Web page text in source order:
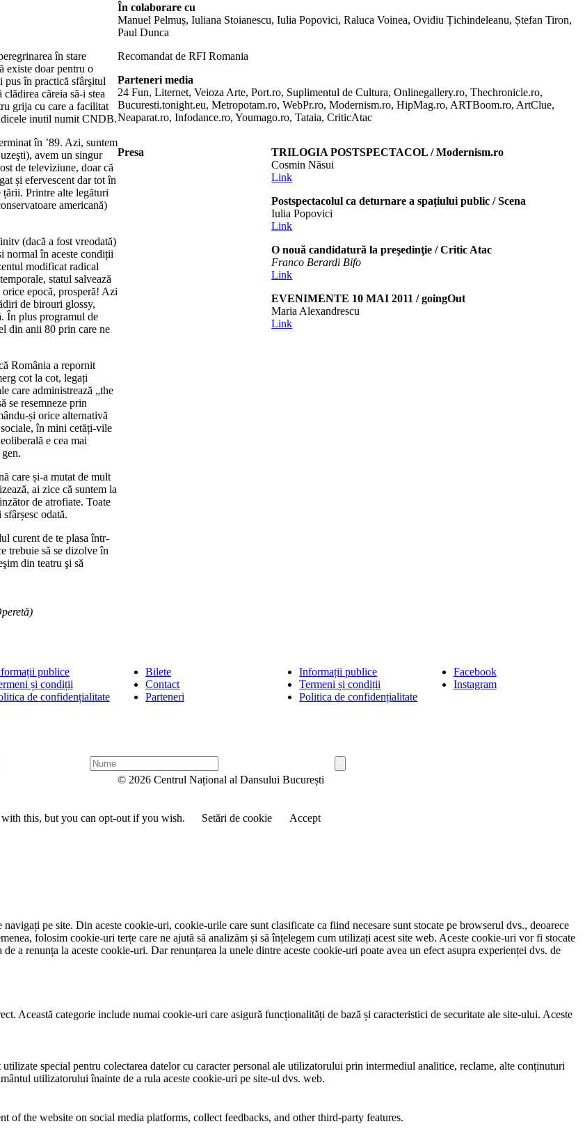
în stare
existe doar pentru o
pus în practică sfârşitul
căreia să-i stea
grija cu care a facilitat
inutil numit CNDB.
în ’89. Azi, suntem
avem un singur
de televiziune, doar că
și efervescent dar tot în
Printre alte legături
americană)
(dacă a fost vreodată)
normal în aceste condiții
modificat radical
statul salvează
epocă, prosperă! Azi
de birouri glossy,
În plus programul de
din anii 80 prin care ne
România a repornit
cot la cot, legați
care administrează „the
se resemneze prin
și orice alternativă
în mini cetăți-vile
e cea mai
care și-a mutat de mult
ai zice că suntem la
de atrofiate. Toate
odată.
curent de te plasa într-
trebuie să se dizolve în
din teatru şi să
În colaborare cu
Manuel Pelmuș, Iuliana Stoianescu, Iulia Popovici, Raluca Voinea, Ovidiu Țichindeleanu, Ștefan Tiron,
Paul Dunca
Recomandat de RFI Romania
Parteneri media
24 Fun, Liternet, Veioza Arte, Port.ro, Suplimentul de Cultura, Onlinegallery.ro, Thechronicle.ro,
Bucuresti.tonight.eu, Metropotam.ro, WebPr.ro, Modernism.ro, HipMag.ro, ARTBoom.ro, ArtClue,
Neaparat.ro, Infodance.ro, Youmago.ro, Tataia, CriticAtac
Presa
TRILOGIA POSTSPECTACOL / Modernism.ro
Cosmin Năsui
Link
Postspectacolul ca deturnare a spațiului public / Scena
Iulia Popovici
Link
O nouă candidatură la preşedinţie / Critic Atac
Franco Berardi Bifo
Link
EVENIMENTE 10 MAI 2011 / goingOut
Maria Alexandrescu
Link
publice
și condiții
de confidențialitate
Bilete
Contact
Parteneri
Informații publice
Termeni și condiții
Politica de confidențialitate
Facebook
Instagram
N
u
© 2026 Centrul Național al Dansului București
this, but you can opt-out if you wish. Setări de cookie Accept
pe site. Din aceste cookie-uri, cookie-urile care sunt clasificate ca fiind necesare sunt stocate pe browserul dvs., deoarece
folosim cookie-uri terțe care ne ajută să analizăm și să înțelegem cum utilizați acest site web. Aceste cookie-uri vor fi stocate
a renunța la aceste cookie-uri. Dar renunțarea la unele dintre aceste cookie-uri poate avea un efect asupra experienței dvs. de
Această categorie include numai cookie-uri care asigură funcționalități de bază și caracteristici de securitate ale site-ului. Aceste
special pentru colectarea datelor cu caracter personal ale utilizatorului prin intermediul analitice, reclame, alte conținuturi
utilizatorului înainte de a rula aceste cookie-uri pe site-ul dvs. web.
the website on social media platforms, collect feedbacks, and other third-party features.